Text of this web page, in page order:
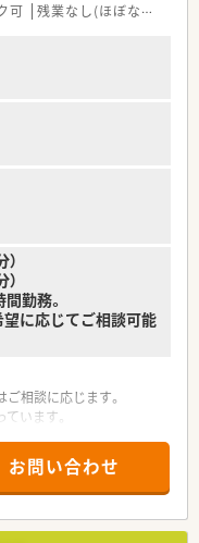
可 残業なし(ほぼなし含む)
勤務。
に応じてご相談可能
相談に応じます。
います。
通り沿いにある調剤薬局
お問い合わせ